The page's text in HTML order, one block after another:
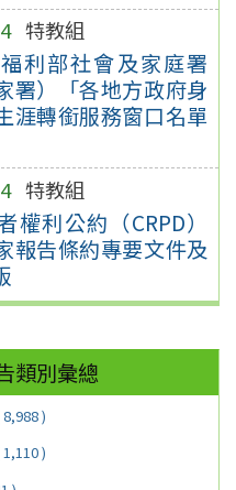
特教組
利部社會及家庭署
署）「各地方政府身
涯轉銜服務窗口名單
特教組
權利公約（CRPD）
報告條約專要文件及
類別彙總
8,988 )
1,110 )